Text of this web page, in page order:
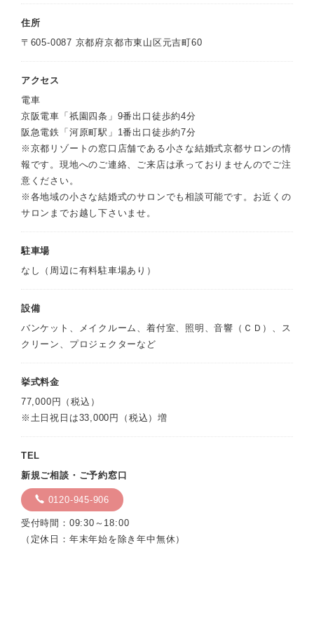
住所
〒605-0087 京都府京都市東山区元吉町60
アクセス
電車
京阪電車「祇園四条」9番出口徒歩約4分
阪急電鉄「河原町駅」1番出口徒歩約7分
※京都リゾートの窓口店舗である小さな結婚式京都サロンの情
報です。現地へのご連絡、ご来店は承っておりませんのでご注
意ください。
※各地域の小さな結婚式のサロンでも相談可能です。お近くの
サロンまでお越し下さいませ。
駐車場
なし（周辺に有料駐車場あり）
設備
バンケット、メイクルーム、着付室、照明、音響（ＣＤ）、ス
クリーン、プロジェクターなど
挙式料金
77,000円（税込）
※土日祝日は33,000円（税込）増
TEL
新規ご相談・ご予約窓口
0120-945-906
受付時間：09:30～18:00
（定休日：年末年始を除き年中無休）